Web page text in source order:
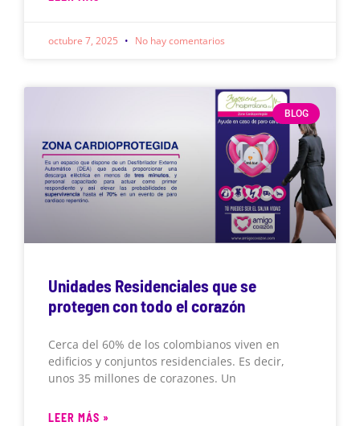
octubre 7, 2025 No hay comentarios
BLOG
Unidades Residenciales que se
protegen con todo el corazón
Cerca del 60% de los colombianos viven en
edificios y conjuntos residenciales. Es decir,
unos 35 millones de corazones. Un
LEER MÁS »